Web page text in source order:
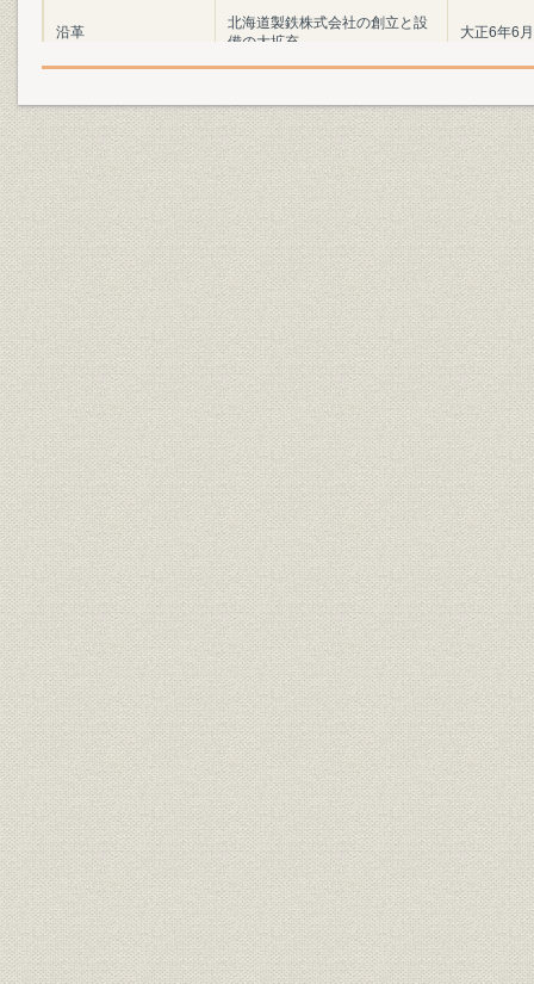
沿革
北海道製鉄株式会社の創立と設
備の大拡充
大正6年6
沿革;広報 苦難の道を越えて 大正8年~
施設 アムスラー万能試験機
沿革;施設 待望の銑鋼一貫体制の確立へ 昭和8年~
沿革;施設
銑鋼一貫体制の確立へ・・・製
鋼工場の建設
沿革;施設
銑鋼一貫体制の確立へ・・・圧
延工場の建設
昭和12年~
役員
日本製鉄第2代社長 中松真郷、
日本製鉄第2代会長・第3代社長
平生釟三郎、所長 北村保太郎
役員
日本製鉄第4代社長 豊田貞次
郎、所長 進来要、所長 伊能泰治
施設 ナフタリン連続蒸溜装置
災害;施設 艦砲射撃による被害 昭和20年7